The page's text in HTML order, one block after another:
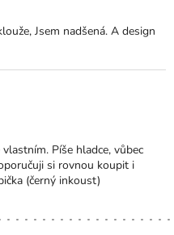
Jsem nadšená. A design
z 5 hvězdiček.
Píše hladce, vůbec
si rovnou koupit i
(černý inkoust)